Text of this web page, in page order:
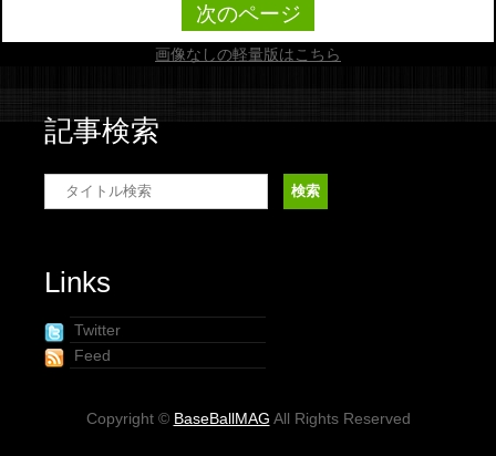
次のページ
画像なしの軽量版はこちら
記事検索
Links
Twitter
Feed
Copyright © BaseBallMAG All Rights Reserved